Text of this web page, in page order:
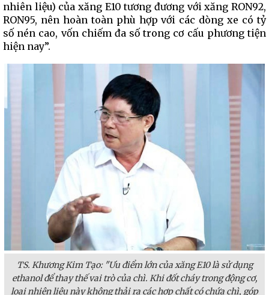
nhiên liệu) của xăng E10 tương đương với xăng RON92,
RON95, nên hoàn toàn phù hợp với các dòng xe có tỷ
số nén cao, vốn chiếm đa số trong cơ cấu phương tiện
hiện nay”.
TS. Khương Kim Tạo: "Ưu điểm lớn của xăng E10 là sử dụng
ethanol để thay thế vai trò của chì. Khi đốt cháy trong động cơ,
loại nhiên liệu này không thải ra các hợp chất có chứa chì, góp